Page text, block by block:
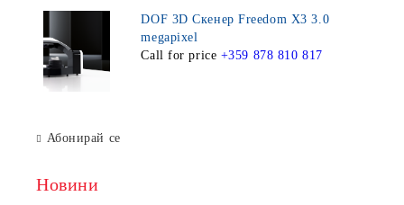
DOF 3D Скенер Freedom X3 3.0
megapixel
Call for price +359 878 810 817
Абонирай се
Новини